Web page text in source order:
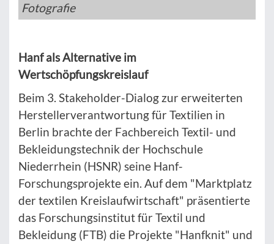
Fotografie
Hanf als Alternative im
Wertschöpfungskreislauf
Beim 3. Stakeholder-Dialog zur erweiterten
Herstellerverantwortung für Textilien in
Berlin brachte der Fachbereich Textil- und
Bekleidungstechnik der Hochschule
Niederrhein (HSNR) seine Hanf-
Forschungsprojekte ein. Auf dem "Marktplatz
der textilen Kreislaufwirtschaft" präsentierte
das Forschungsinstitut für Textil und
Bekleidung (FTB) die Projekte "Hanfknit" und